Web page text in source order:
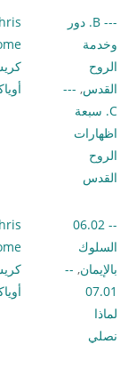
--- B. دور
وخدمة
الروح
القدس,
---
C. سبعة
اظهارات
الروح
القدس
-- 06.02
السلوك
بالإيمان,
--
07.01
لماذا
نصلي